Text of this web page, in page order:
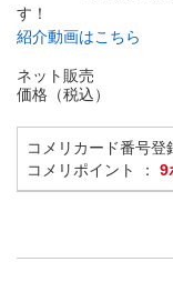
す！
紹介動画はこちら
ネット販売
価格（税込）
コメリカード番号
コメリポイント ： 9